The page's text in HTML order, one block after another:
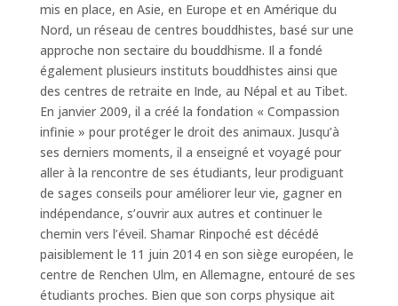
mis en place, en Asie, en Europe et en Amérique du
Nord, un réseau de centres bouddhistes, basé sur une
approche non sectaire du bouddhisme. Il a fondé
également plusieurs instituts bouddhistes ainsi que
des centres de retraite en Inde, au Népal et au Tibet.
En janvier 2009, il a créé la fondation « Compassion
infinie » pour protéger le droit des animaux. Jusqu’à
ses derniers moments, il a enseigné et voyagé pour
aller à la rencontre de ses étudiants, leur prodiguant
de sages conseils pour améliorer leur vie, gagner en
indépendance, s’ouvrir aux autres et continuer le
chemin vers l’éveil. Shamar Rinpoché est décédé
paisiblement le 11 juin 2014 en son siège européen, le
centre de Renchen Ulm, en Allemagne, entouré de ses
étudiants proches. Bien que son corps physique ait